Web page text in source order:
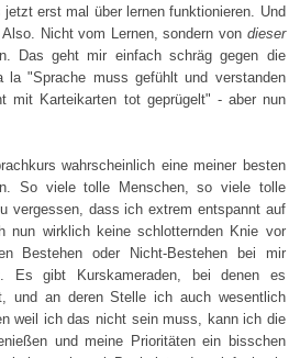
erst mal über lernen funktionieren. Und
Nicht vom Lernen, sondern von dieser
Das geht mir einfach schräg gegen die
la "Sprache muss gefühlt und verstanden
mit Karteikarten tot geprügelt" - aber nun
wahrscheinlich eine meiner besten
So viele tolle Menschen, so viele tolle
vergessen, dass ich extrem entspannt auf
nun wirklich keine schlotternden Knie vor
Bestehen oder Nicht-Bestehen bei mir
Es gibt Kurskameraden, bei denen es
und an deren Stelle ich auch wesentlich
weil ich das nicht sein muss, kann ich die
und meine Prioritäten ein bisschen